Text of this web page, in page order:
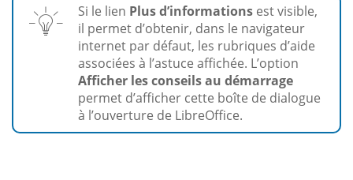
Si le lien Plus d’informations est visible,
il permet d’obtenir, dans le navigateur
internet par défaut, les rubriques d’aide
associées à l’astuce affichée. L’option
Afficher les conseils au démarrage
permet d’afficher cette boîte de dialogue
à l’ouverture de LibreOffice.